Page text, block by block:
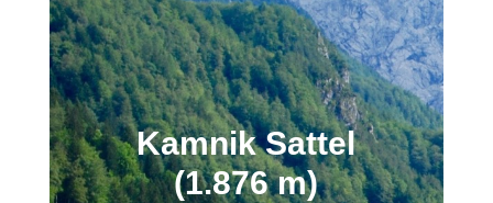
Kamnik Sattel
(1.876 m)